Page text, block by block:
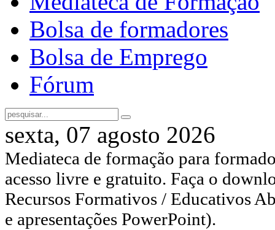
Bolsa de formadores
Bolsa de Emprego
Fórum
sexta, 07 agosto 2026
Mediateca de formação para
acesso livre e gratuito. Faça o
Recursos Formativos / Educativos
e apresentações PowerPoint).